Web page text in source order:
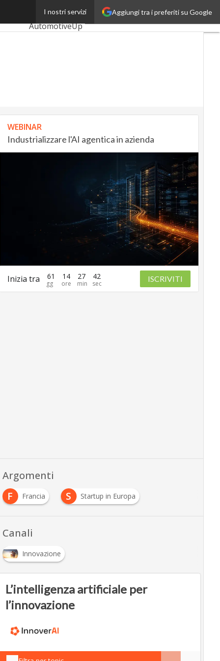
Aggiungi tra i preferiti su Google
I nostri servizi
Ultimi articoli
AutomotiveUp
Proptech
Startup
WEBINAR
Industrializzare l'AI agentica in azienda
Inizia tra 61 14 27 41 ISCRIVITI
Argomenti
F
Francia S Startup in Europa
Canali
Innovazione
L’intelligenza artificiale per
l’innovazione